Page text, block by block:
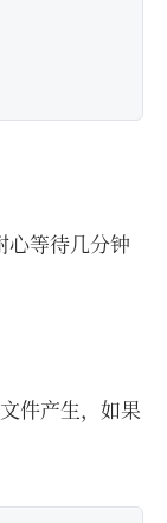
等待几分钟
件产生，如果